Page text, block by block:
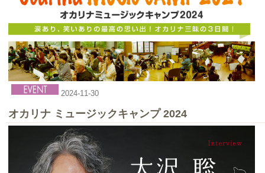
新緑 オカリナコンサート in ジャズハウス
2024-11-30
オカリナ ミュージックキャンプ 2024